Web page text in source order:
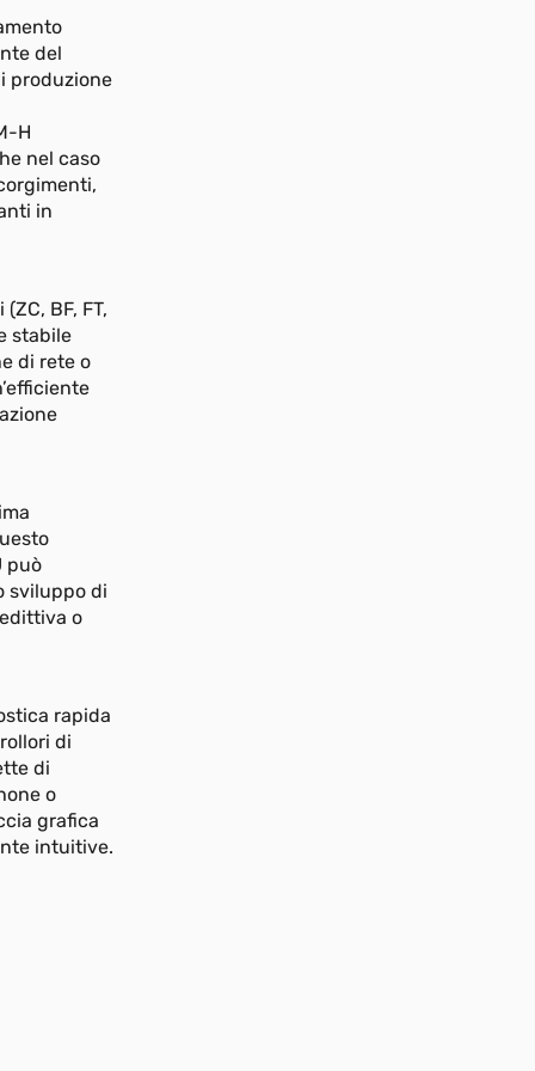
del
produzione
H
nel caso
in
BF, FT,
stabile
di rete o
può
sviluppo di
o
rapida
di
di
o
grafica
intuitive.